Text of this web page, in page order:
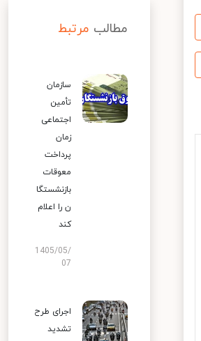
مطالب مرتبط
سازمان
تأمین
اجتماعی
زمان
پرداخت
معوقات
بازنشستگا
ن را اعلام
کند
1405/05/
07
اجرای طرح
تشدید